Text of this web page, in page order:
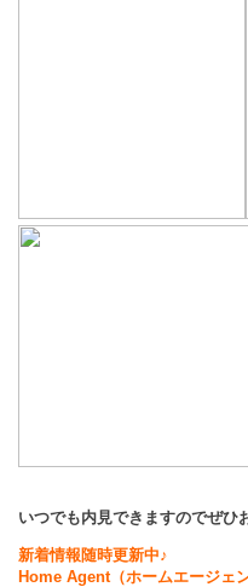
いつでも内見できますのでぜひ
新着情報随時更新中♪
Home Agent（ホームエージェン